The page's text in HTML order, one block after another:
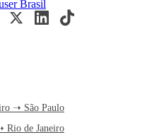
➝ São Paulo
Rio de Janeiro